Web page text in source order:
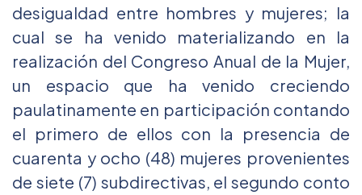
desigualdad entre hombres y mujeres; la
cual se ha venido materializando en la
realización del Congreso Anual de la Mujer,
un espacio que ha venido creciendo
paulatinamente en participación contando
el primero de ellos con la presencia de
cuarenta y ocho (48) mujeres provenientes
de siete (7) subdirectivas, el segundo conto